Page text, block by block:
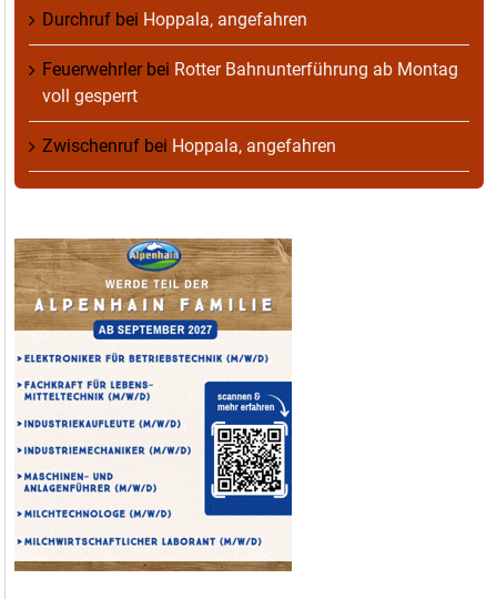
Durchruf bei Hoppala, angefahren
Feuerwehrlerbei Rotter Bahnunterführung ab Montag
voll gesperrt
Zwischenruf bei Hoppala, angefahren